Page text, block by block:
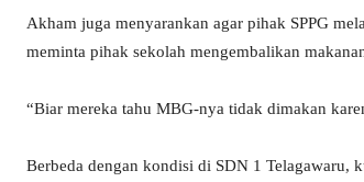
Akham juga menyarankan agar pihak SPPG
meminta pihak sekolah mengembalikan
“Biar mereka tahu MBG-nya tidak dimakan
Berbeda dengan kondisi di SDN 1 Telagawaru,